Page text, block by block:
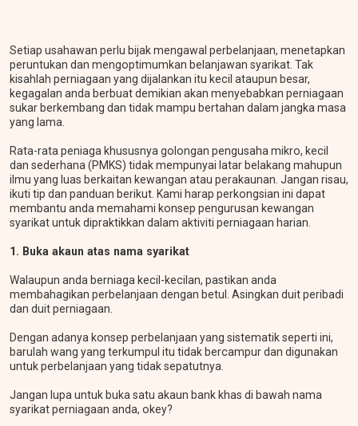
Setiap usahawan perlu bijak mengawal perbelanjaan, menetapkan
peruntukan dan mengoptimumkan belanjawan syarikat. Tak
kisahlah perniagaan yang dijalankan itu kecil ataupun besar,
kegagalan anda berbuat demikian akan menyebabkan perniagaan
sukar berkembang dan tidak mampu bertahan dalam jangka masa
yang lama.
Rata-rata peniaga khususnya golongan pengusaha mikro, kecil
dan sederhana (PMKS) tidak mempunyai latar belakang mahupun
ilmu yang luas berkaitan kewangan atau perakaunan. Jangan risau,
ikuti tip dan panduan berikut. Kami harap perkongsian ini dapat
membantu anda memahami konsep pengurusan kewangan
syarikat untuk dipraktikkan dalam aktiviti perniagaan harian.
1. Buka akaun atas nama syarikat
Walaupun anda berniaga kecil-kecilan, pastikan anda
membahagikan perbelanjaan dengan betul. Asingkan duit peribadi
dan duit perniagaan.
Dengan adanya konsep perbelanjaan yang sistematik seperti ini,
barulah wang yang terkumpul itu tidak bercampur dan digunakan
untuk perbelanjaan yang tidak sepatutnya.
Jangan lupa untuk buka satu akaun bank khas di bawah nama
syarikat perniagaan anda, okey?